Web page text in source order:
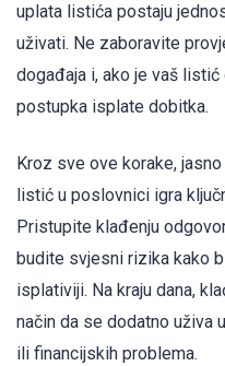
uplata listića postaju
uživati. Ne zaboravite
događaja i, ako je vaš
postupka isplate dobitka.
Kroz sve ove korake,
listić u poslovnici igra
Pristupite klađenju
budite svjesni rizika kako
isplativiji. Na kraju dana,
način da se dodatno uživa
ili financijskih problema.